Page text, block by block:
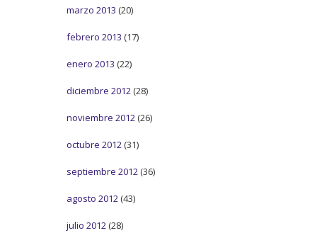
marzo 2013 (20)
febrero 2013 (17)
enero 2013 (22)
diciembre 2012 (28)
noviembre 2012 (26)
octubre 2012 (31)
septiembre 2012 (36)
agosto 2012 (43)
julio 2012 (28)